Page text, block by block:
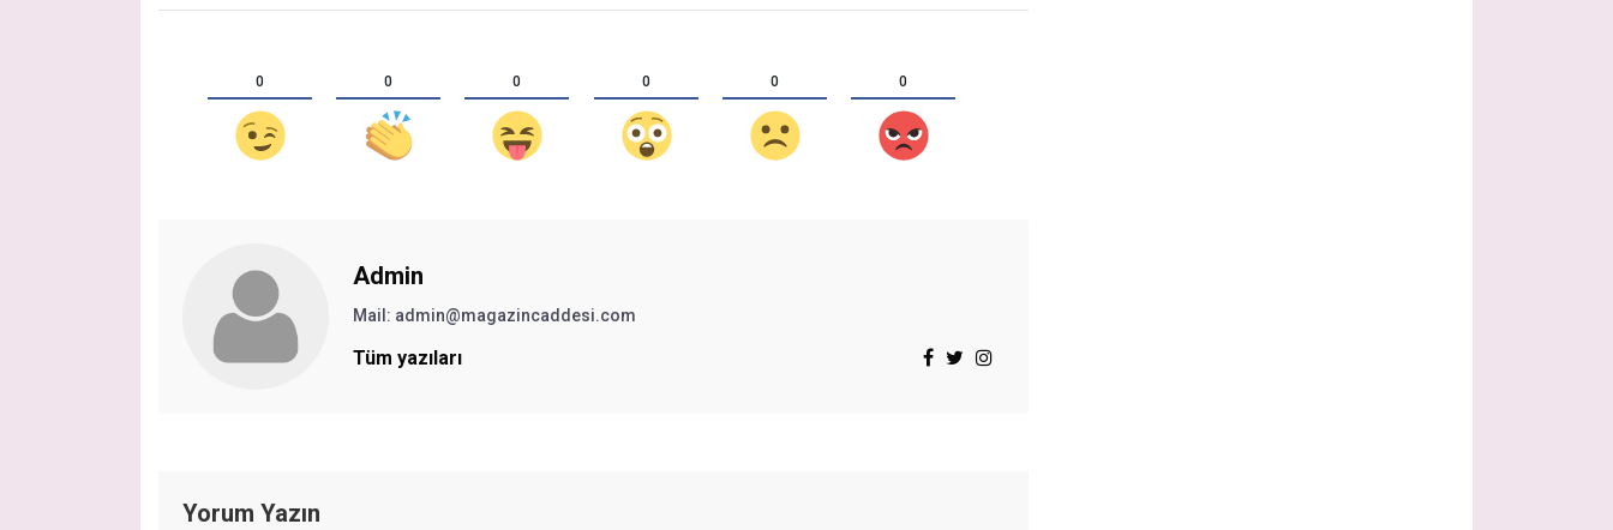
0 0 0 0 0 0
Admin
Mail: admin@magazincaddesi.com
Tüm yazıları
Yorum Yazın